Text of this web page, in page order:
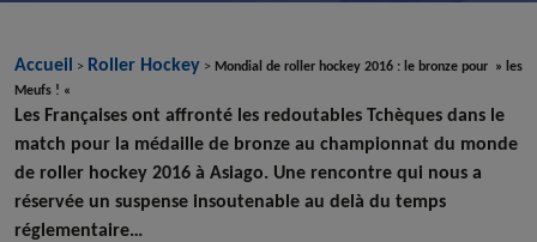
Accueil > Roller Hockey > Mondial de roller hockey 2016 : le bronze pour » les
Meufs ! «
Les Françaises ont affronté les redoutables Tchèques dans le
match pour la médaille de bronze au championnat du monde
de roller hockey 2016 à Asiago. Une rencontre qui nous a
réservée un suspense insoutenable au delà du temps
réglementaire…